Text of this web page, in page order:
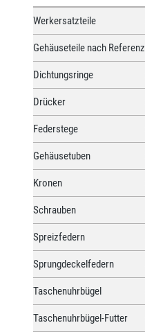
Werkersatzteile
Gehäuseteile nach Referenz
Dichtungsringe
Drücker
Federstege
Gehäusetuben
Kronen
Schrauben
Spreizfedern
Sprungdeckelfedern
Taschenuhrbügel
Taschenuhrbügel-Futter